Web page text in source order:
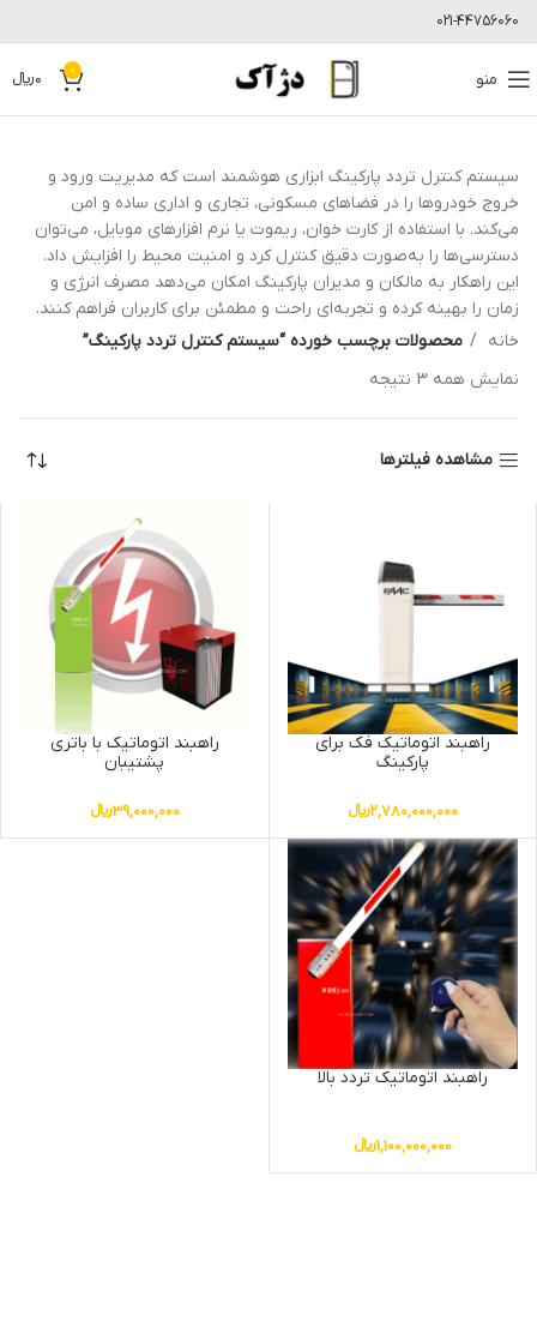
021-44756060
منو 0
0﷼
سیستم کنترل تردد پارکینگ ابزاری هوشمند است که مدیریت ورود و
خروج خودروها را در فضاهای مسکونی، تجاری و اداری ساده و امن
می‌کند. با استفاده از کارت خوان، ریموت یا نرم افزارهای موبایل، می‌توان
دسترسی‌ها را به‌صورت دقیق کنترل کرد و امنیت محیط را افزایش داد.
این راهکار به مالکان و مدیران پارکینگ امکان می‌دهد مصرف انرژی و
زمان را بهینه کرده و تجربه‌ای راحت و مطمئن برای کاربران فراهم کنند.
خانه
محصولات برچسب خورده “سیستم کنترل تردد پارکینگ”
نمایش همه 3 نتیجه
مشاهده فیلترها
راهبند اتوماتیک فک برای
پارکینگ
2,780,000,000﷼
راهبند اتوماتیک با باتری
پشتیبان
39,000,000﷼
راهبند اتوماتیک تردد بالا
1,100,000,000﷼